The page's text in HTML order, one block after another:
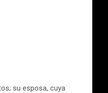
su esposa, cuya